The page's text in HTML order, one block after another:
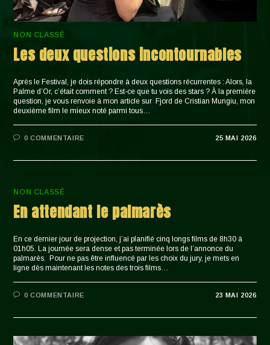
NON CLASSÉ
Les deux questions incontournables
Après le Festival, je dois répondre à deux questions récurrentes : Alors, la
Palme d’Or, c’était comment ? Est-ce que tu vois des stars ? À la première
question, je vous renvoie à mon article sur Fjord de Cristian Mungiu, mon
deuxième film le mieux noté parmi tous…
0 COMMENTAIRE 25 MAI 2026
NON CLASSÉ
En attendant le palmarès
En ce dernier jour de projection, j’ai planifié cinq longs films de 8h30 à
01h05. La journée sera dense et pas terminée lors de l’annonce du
palmarès. Pour ne pas être influencé par les choix du jury, je mets en
ligne dès maintenant les notes des trois films…
0 COMMENTAIRE 23 MAI 2026